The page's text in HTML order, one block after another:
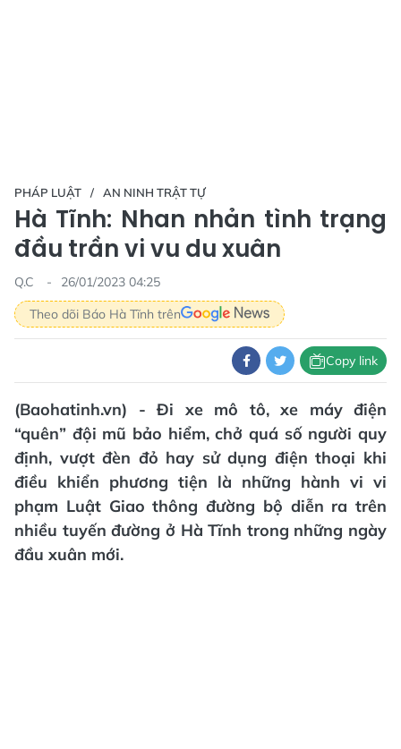
PHÁP LUẬT AN NINH TRẬT TỰ
Hà Tĩnh: Nhan nhản tình trạng
đầu trần vi vu du xuân
Q.C
26/01/2023 04:25
Theo dõi Báo Hà Tĩnh trên
Copy link
(Baohatinh.vn) - Đi xe mô tô, xe máy điện
“quên” đội mũ bảo hiểm, chở quá số người quy
định, vượt đèn đỏ hay sử dụng điện thoại khi
điều khiển phương tiện là những hành vi vi
phạm Luật Giao thông đường bộ diễn ra trên
nhiều tuyến đường ở Hà Tĩnh trong những ngày
đầu xuân mới.